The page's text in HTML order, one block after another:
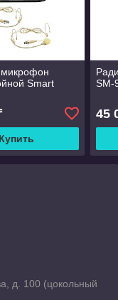
микрофон
Smart
Купить
SM-
45
д. 100 (цокольный